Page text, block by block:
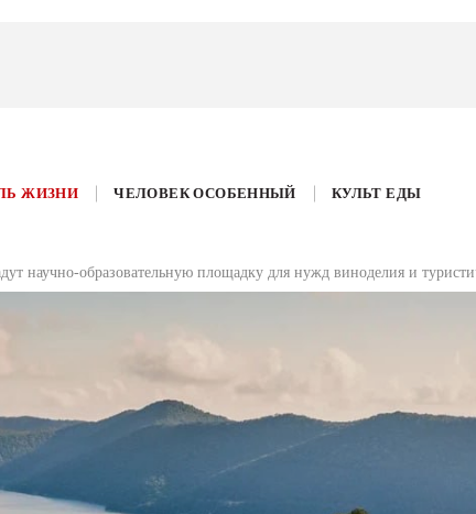
ЖИЗНИ ЧЕЛОВЕК ОСОБЕННЫЙ КУЛЬТ ЕДЫ
научно-образовательную площадку для нужд виноделия и